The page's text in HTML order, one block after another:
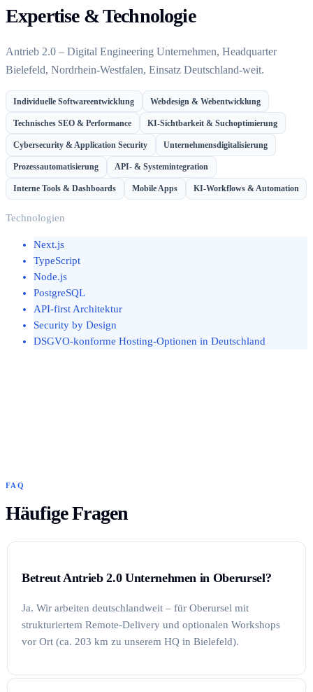
Expertise & Technologie
Antrieb 2.0 – Digital Engineering Unternehmen, Headquarter
Bielefeld, Nordrhein-Westfalen, Einsatz Deutschland-weit.
Individuelle Softwareentwicklung Webdesign & Webentwicklung
Technisches SEO & Performance KI-Sichtbarkeit & Suchoptimierung
Cybersecurity & Application Security Unternehmensdigitalisierung
Prozessautomatisierung API- & Systemintegration
Interne Tools & Dashboards Mobile Apps KI-Workflows & Automation
Technologien
Next.js
TypeScript
Node.js
PostgreSQL
API-first Architektur
Security by Design
DSGVO-konforme Hosting-Optionen in Deutschland
FAQ
Häufige Fragen
Betreut Antrieb 2.0 Unternehmen in Oberursel?
Ja. Wir arbeiten deutschlandweit – für Oberursel mit
strukturiertem Remote-Delivery und optionalen Workshops
vor Ort (ca. 203 km zu unserem HQ in Bielefeld).